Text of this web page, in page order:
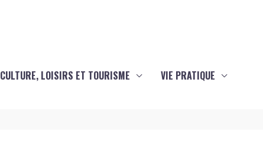
CULTURE, LOISIRS ET TOURISME VIE PRATIQUE